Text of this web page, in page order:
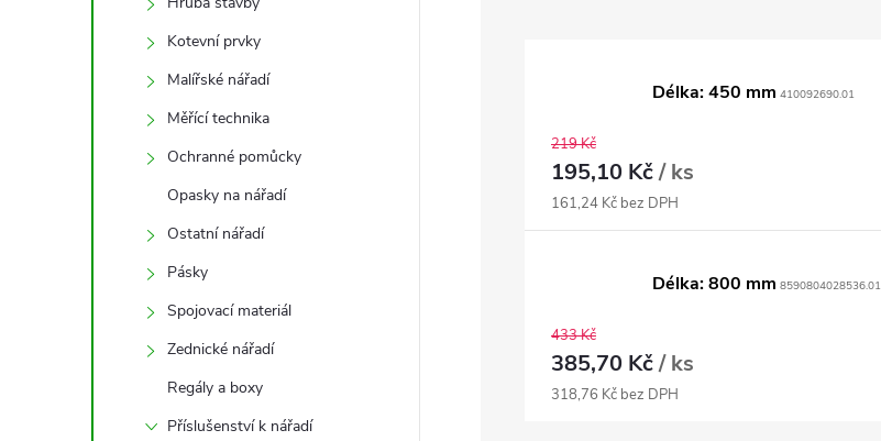
Kotevní prvky
Malířské nářadí
Měřící technika
Ochranné pomůcky
Opasky na nářadí
Ostatní nářadí
Pásky
Spojovací materiál
Zednické nářadí
Regály a boxy
Příslušenství k nářadí
Délka: 450 mm 410092690.01
219 Kč
195,10 Kč/ ks
161,24 Kč bez DPH
Délka: 800 mm 8590804028536.01
433 Kč
385,70 Kč/ ks
318,76 Kč bez DPH